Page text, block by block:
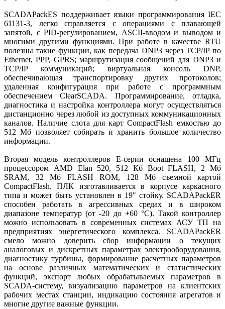
SCADAPackES поддерживает языки программирования IEC
61131-3, легко справляется с операциями с плавающей
запятой, с PID-регулированием, ASCII-вводом и выводом и
многими другими функциями. При работе в качестве RTU
полезны такие функции, как передача DNP3 через TCP/IP по
Ethernet, PPP, GPRS; маршрутизация сообщений для DNP3 и
TCP/IP коммуникаций; виртуальная консоль DNP,
обеспечивающая транспортировку других протоколов;
удаленная конфигурация при работе с программным
обеспечением ClearSCADA. Программирование, отладка,
диагностика и настройка контроллера могут осуществляться
дистанционно через любой из доступных коммуникационных
каналов. Наличие слота для карт CompactFlash емкостью до
512 Мб позволяет собирать и хранить большое количество
информации.
Вторая модель контроллеров Е-серии оснащена 100 МГц
процессором AMD Elan 520, 512 Кб Boot FLASH, 2 Мб
SRAM, 32 Мб FLASH ROM, 128 Мб съемной картой
CompactFlash. ПЛК изготавливается в корпусе каркасного
типа и может быть установлен в 19" стойку. SCADAPackER
способен работать в агрессивных средаx и в широком
диапазоне температур (от -20 до +60 °С). Такой контроллер
можно использовать в современных системах АСУ ТП на
предприятиях энергетического комплекса. SCADAPackER
смело можно доверить сбор информации о текущих
аналоговых и дискретных параметрах электрооборудования,
диагностику турбины, формирование расчетных параметров
на основе различных математических и статистических
функций, экспорт любых обрабатываемых параметров в
SCADA-систему, визуализацию параметров на клиентских
рабочих местах станции, индикацию состояния агрегатов и
многие другие важные функции.